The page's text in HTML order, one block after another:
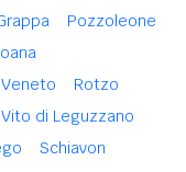
Pozzoleone
Rotzo
di Leguzzano
Schiavon